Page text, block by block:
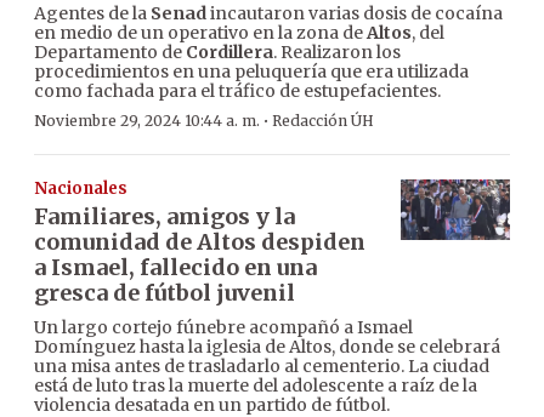
Agentes de la Senadincautaron varias dosis de cocaína
en medio de un operativo en la zona deAltos, del
Departamento de Cordillera. Realizaron los
procedimientos en una peluquería que era utilizada
como fachada para el tráfico de estupefacientes.
Noviembre 29, 2024 10:44 a. m. · Redacción ÚH
Nacionales
Familiares, amigos y la
comunidad de Altos despiden
a Ismael, fallecido en una
gresca de fútbol juvenil
Un largo cortejo fúnebre acompañó a Ismael
Domínguez hasta la iglesia de Altos, donde se celebrará
una misa antes de trasladarlo al cementerio. La ciudad
está de luto tras la muerte del adolescente a raíz de la
violencia desatada en un partido de fútbol.